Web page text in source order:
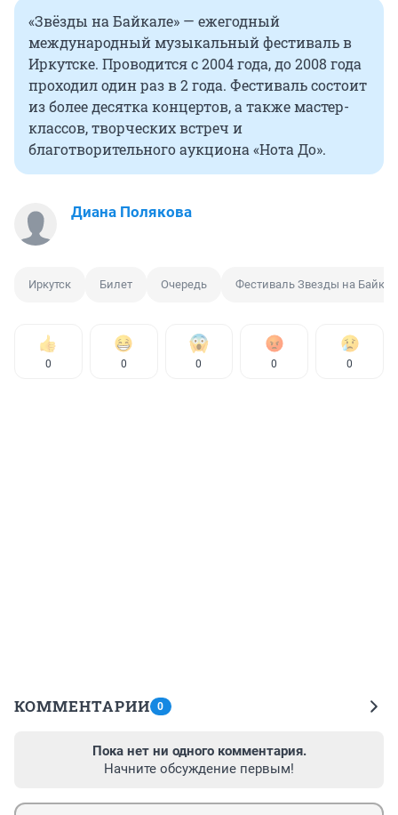
«Звёзды на Байкале» — ежегодный
международный музыкальный фестиваль в
Иркутске. Проводится с 2004 года, до 2008 года
проходил один раз в 2 года. Фестиваль состоит
из более десятка концертов, а также мастер-
классов, творческих встреч и
благотворительного аукциона «Нота До».
Диана Полякова
Иркутск Билет Очередь Фестиваль Звезды на
0 0 0 0 0
КОММЕНТАРИИ 0
Пока нет ни одного комментария.
Начните обсуждение первым!